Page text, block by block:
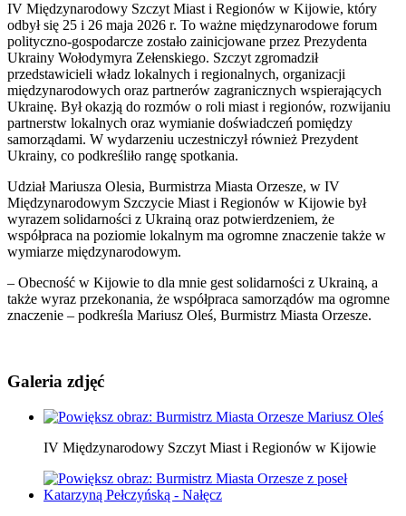
IV Międzynarodowy Szczyt Miast i Regionów w Kijowie, który
odbył się 25 i 26 maja 2026 r. To ważne międzynarodowe forum
polityczno-gospodarcze zostało zainicjowane przez Prezydenta
Ukrainy Wołodymyra Zełenskiego. Szczyt zgromadził
przedstawicieli władz lokalnych i regionalnych, organizacji
międzynarodowych oraz partnerów zagranicznych wspierających
Ukrainę. Był okazją do rozmów o roli miast i regionów, rozwijaniu
partnerstw lokalnych oraz wymianie doświadczeń pomiędzy
samorządami. W wydarzeniu uczestniczył również Prezydent
Ukrainy, co podkreśliło rangę spotkania.
Udział Mariusza Olesia, Burmistrza Miasta Orzesze, w IV
Międzynarodowym Szczycie Miast i Regionów w Kijowie był
wyrazem solidarności z Ukrainą oraz potwierdzeniem, że
współpraca na poziomie lokalnym ma ogromne znaczenie także w
wymiarze międzynarodowym.
– Obecność w Kijowie to dla mnie gest solidarności z Ukrainą, a
także wyraz przekonania, że współpraca samorządów ma ogromne
znaczenie – podkreśla Mariusz Oleś, Burmistrz Miasta Orzesze.
Galeria zdjęć
IV Międzynarodowy Szczyt Miast i Regionów w Kijowie